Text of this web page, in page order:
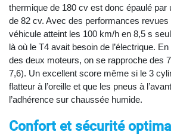
thermique de 180 cv est donc épaulé par
de 82 cv. Avec des performances revues
véhicule atteint les 100 km/h en 8,5 s
là où le T4 avait besoin de l’électrique.
des deux moteurs, on se rapproche des
7,6). Un excellent score même si le 3
flatteur à l’oreille et que les pneus à
l’adhérence sur chaussée humide.
Confort et sécurité